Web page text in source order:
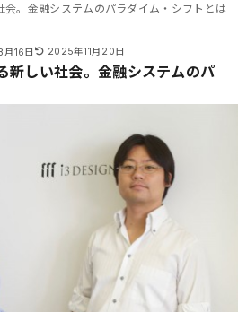
。金融システムのパラダイム・シフトとは
16日 2025年11月20日
しい社会。金融システムのパ